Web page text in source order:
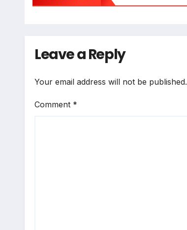
Leave a Reply
Your email address will not be published.
Comment *